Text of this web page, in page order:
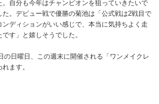
自分も今年はチャンピオンを狙っていきたいで
。デビュー戦で優勝の菊池は「公式戦は2戦目で
ディションがいい感じで、本当に気持ちよく走
す」と嬉しそうでした。
の日曜日、この週末に開催される「ワンメイクレ
ます。